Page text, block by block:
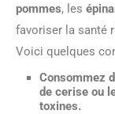
pommes, les
favoriser la santé
Voici quelques
Consommez
de cerise ou
toxines.